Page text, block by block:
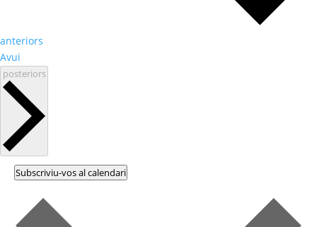
Esdeveniments
anteriors
Avui
Esdeveniments
posteriors
Subscriviu-vos al calendari